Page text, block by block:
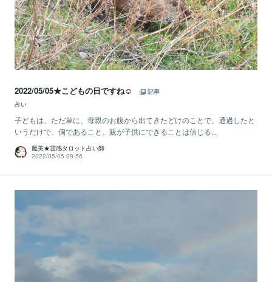
2022/05/05★こどもの日ですね☺️
記事
占い
子どもは、ただ単に、母親のお腹から出てきたどけのことで、通過したと
いうだけで、個であること。親が子供にできることは信じる...
魔美★霊感タロット占い師
2022/05/05 09:56